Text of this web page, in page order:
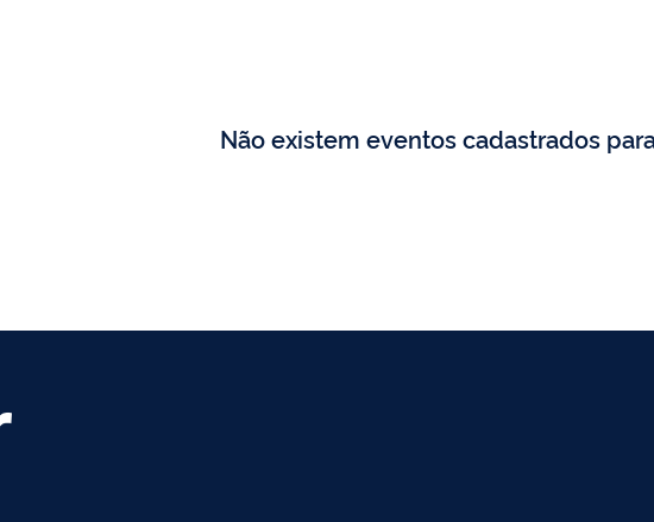
Não existem eventos cadastrados